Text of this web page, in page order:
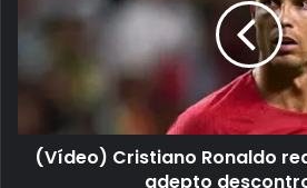
(Vídeo) Cristiano Ronaldo
adepto